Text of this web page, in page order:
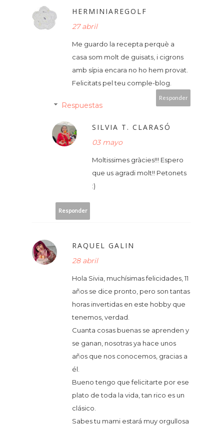
HERMINIAREGOLF
27 abril
Me guardo la recepta perquè a
casa som molt de guisats, i cigrons
amb sípia encara no ho hem provat.
Felicitats pel teu comple-blog.
Responder
Respuestas
SILVIA T. CLARASÓ
03 mayo
Moltissimes gràcies!!! Espero
que us agradi molt!! Petonets
:)
Responder
RAQUEL GALIN
28 abril
Hola Sivia, muchísimas felicidades, 11
años se dice pronto, pero son tantas
horas invertidas en este hobby que
tenemos, verdad.
Cuanta cosas buenas se aprenden y
se ganan, nosotras ya hace unos
años que nos conocemos, gracias a
él.
Bueno tengo que felicitarte por ese
plato de toda la vida, tan rico es un
clásico.
Sabes tu mami estará muy orgullosa